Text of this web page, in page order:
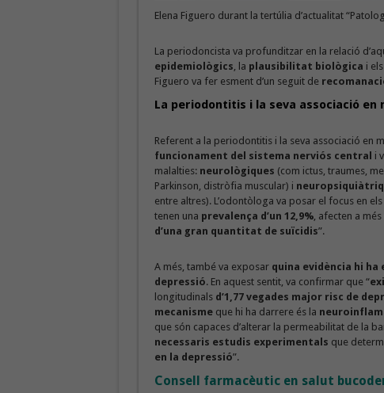
Elena Figuero durant la tertúlia d’actualitat
La periodoncista va profunditzar en la relació
epidemiològics, la plausibilitat biològica i els
Figuero va fer esment d’un seguit de
La periodontitis i la seva associació
Referent a la periodontitis i la seva associació en
funcionament del sistema nerviós central i
malalties: neurològiques (com ictus, traumes,
Parkinson, distròfia muscular) i
entre altres). L’odontòloga va posar el focus en els
tenen una prevalença d’un 12,9%, afecten a més
d’una gran quantitat de suïcidis”.
A més, també va exposar quina evidència hi
depressió. En aquest sentit, va confirmar que “
longitudinals d’1,77 vegades major risc de
mecanismeque hi ha darrere és la
que són capaces d’alterar la permeabilitat de la
necessaris estudis experimentals que
en la depressió”.
Consell farmacèutic en salut